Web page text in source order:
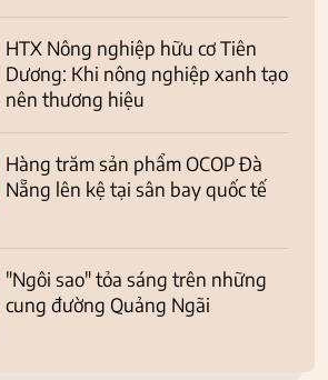
HTX Nông nghiệp hữu cơ Tiên
Dương: Khi nông nghiệp xanh tạo
nên thương hiệu
Hàng trăm sản phẩm OCOP Đà
Nẵng lên kệ tại sân bay quốc tế
"Ngôi sao" tỏa sáng trên những
cung đường Quảng Ngãi